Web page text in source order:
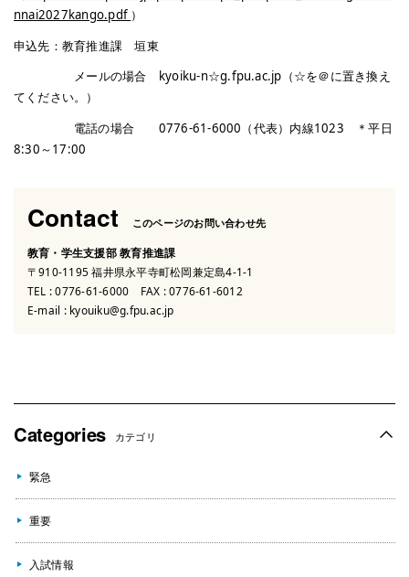
nnai2027kango.pdf ）
申込先：教育推進課 垣東
メールの場合 kyoiku-n☆g.fpu.ac.jp（☆を＠に置き換え
てください。）
電話の場合 0776-61-6000（代表）内線1023 ＊平日
8:30～17:00
Contact このページのお問い合わせ先
教育・学生支援部 教育推進課
〒910-1195 福井県永平寺町松岡兼定島4-1-1
TEL :0776-61-6000 FAX : 0776-61-6012
E-mail : kyouiku@g.fpu.ac.jp
Categories カテゴリ
緊急
重要
入試情報